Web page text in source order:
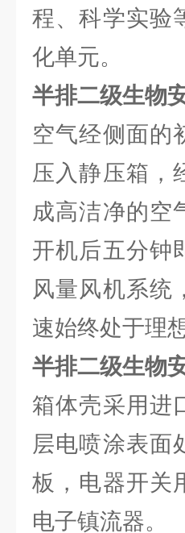
程、科学实验
化单元。
半排二级生物
空气经侧面的
压入静压箱，
成高洁净的空
开机后五分钟
风量风机系统
速始终处于理
半排二级生物
箱体壳采用进
层电喷涂表面
板，电器开关
电子镇流器。